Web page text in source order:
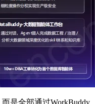
是全部通过WorkBuddy